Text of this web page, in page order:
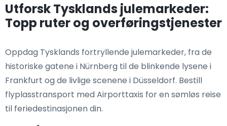
Utforsk Tysklands julemarkeder:
Topp ruter og overføringstjenester
Oppdag Tysklands fortryllende julemarkeder, fra de
historiske gatene i Nürnberg til de blinkende lysene i
Frankfurt og de livlige scenene i Düsseldorf. Bestill
flyplasstransport med Airporttaxis for en sømløs reise
til feriedestinasjonen din.